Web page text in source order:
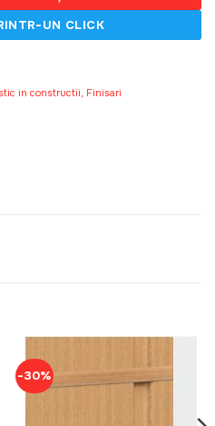
in constructii, Finisari
-30%